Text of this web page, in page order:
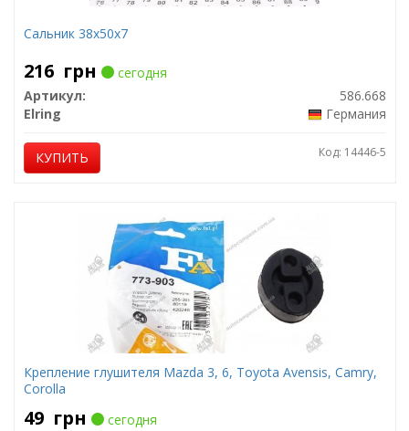
Сальник 38х50х7
216 грн
сегодня
Артикул:
586.668
Elring
Германия
КУПИТЬ Код: 14446-5
Крепление глушителя Mazda 3, 6, Toyota Avensis, Camry,
Corolla
49 грн
сегодня